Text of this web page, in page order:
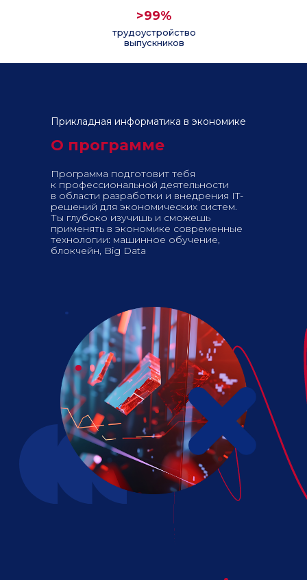
>99%
трудоустройство
выпускников
О программе
Прикладная информатика в экономике
Программа подготовит тебя
к профессиональной деятельности
в области разработки и внедрения IT-
решений для экономических систем.
Ты глубоко изучишь и сможешь
применять в экономике современные
технологии: машинное обучение,
блокчейн, Big Data